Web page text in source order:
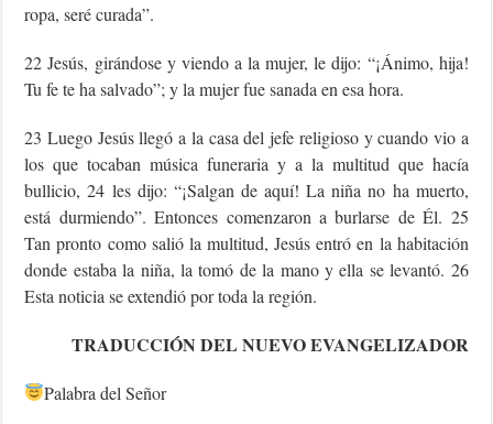
ropa, seré curada”.
22 Jesús, girándose y viendo a la mujer, le dijo: “¡Ánimo, hija!
Tu fe te ha salvado”; y la mujer fue sanada en esa hora.
23 Luego Jesús llegó a la casa del jefe religioso y cuando vio a
los que tocaban música funeraria y a la multitud que hacía
bullicio, 24 les dijo: “¡Salgan de aquí! La niña no ha muerto,
está durmiendo”. Entonces comenzaron a burlarse de Él. 25
Tan pronto como salió la multitud, Jesús entró en la habitación
donde estaba la niña, la tomó de la mano y ella se levantó. 26
Esta noticia se extendió por toda la región.
TRADUCCIÓN DEL NUEVO EVANGELIZADOR
Palabra del Señor